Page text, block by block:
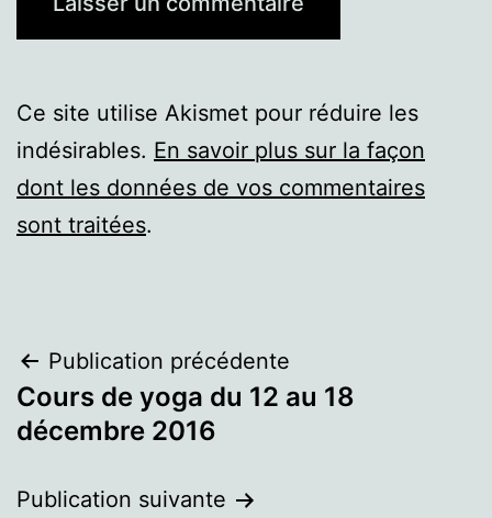
Ce site utilise Akismet pour réduire les
indésirables. En savoir plus sur la façon
dont les données de vos commentaires
sont traitées.
Navigation
de
Publication précédente
Cours de yoga du 12 au 18
décembre 2016
Publication suivante